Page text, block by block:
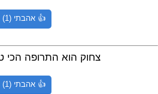
👍 אהבתי (1)
צחוק הוא התרופה הכי
👍 אהבתי (1)